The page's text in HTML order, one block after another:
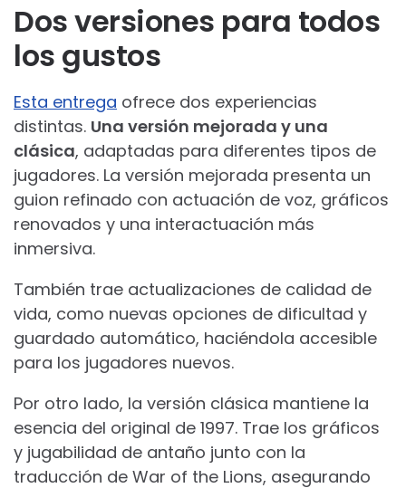
Dos versiones para todos
los gustos
Esta entrega ofrece dos experiencias
distintas. Una versión mejorada y una
clásica, adaptadas para diferentes tipos de
jugadores. La versión mejorada presenta un
guion refinado con actuación de voz, gráficos
renovados y una interactuación más
inmersiva.
También trae actualizaciones de calidad de
vida, como nuevas opciones de dificultad y
guardado automático, haciéndola accesible
para los jugadores nuevos.
Por otro lado, la versión clásica mantiene la
esencia del original de 1997. Trae los gráficos
y jugabilidad de antaño junto con la
traducción de War of the Lions, asegurando